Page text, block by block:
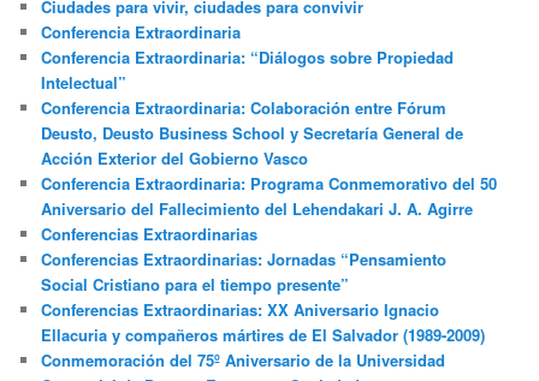
Ciudades para vivir, ciudades para convivir
Conferencia Extraordinaria
Conferencia Extraordinaria: “Diálogos sobre Propiedad
Intelectual”
Conferencia Extraordinaria: Colaboración entre Fórum
Deusto, Deusto Business School y Secretaría General de
Acción Exterior del Gobierno Vasco
Conferencia Extraordinaria: Programa Conmemorativo del 50
Aniversario del Fallecimiento del Lehendakari J. A. Agirre
Conferencias Extraordinarias
Conferencias Extraordinarias: Jornadas “Pensamiento
Social Cristiano para el tiempo presente”
Conferencias Extraordinarias: XX Aniversario Ignacio
Ellacuria y compañeros mártires de El Salvador (1989-2009)
Conmemoración del 75º Aniversario de la Universidad